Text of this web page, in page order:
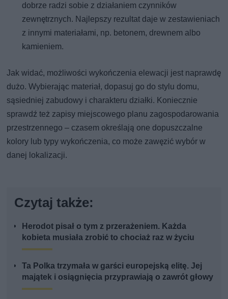
dobrze radzi sobie z działaniem czynników
zewnętrznych. Najlepszy rezultat daje w zestawieniach
z innymi materiałami, np. betonem, drewnem albo
kamieniem.
Jak widać, możliwości wykończenia elewacji jest naprawdę
dużo. Wybierając materiał, dopasuj go do stylu domu,
sąsiedniej zabudowy i charakteru działki. Koniecznie
sprawdź też zapisy miejscowego planu zagospodarowania
przestrzennego – czasem określają one dopuszczalne
kolory lub typy wykończenia, co może zawęzić wybór w
danej lokalizacji.
Czytaj także:
Herodot pisał o tym z przerażeniem. Każda
kobieta musiała zrobić to chociaż raz w życiu
Ta Polka trzymała w garści europejską elitę. Jej
majątek i osiągnięcia przyprawiają o zawrót głowy